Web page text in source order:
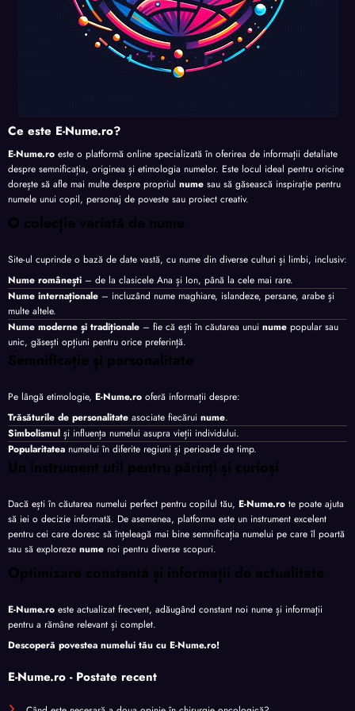
Ce este E-Nume.ro?
E-Nume.ro este o platformă online specializată în oferirea de informații detaliate
despre semnificația, originea și etimologia numelor. Este locul ideal pentru oricine
dorește să afle mai multe despre propriul nume sau să găsească inspirație pentru
numele unui copil, personaj de poveste sau proiect creativ.
O colecție variată de nume
Site-ul cuprinde o bază de date vastă, cu nume din diverse culturi și limbi, inclusiv:
Nume românești – de la clasicele Ana și Ion, până la cele mai rare.
Nume internaționale – incluzând nume maghiare, islandeze, persane, arabe și
multe altele.
Nume moderne și tradiționale – fie că ești în căutarea unui nume popular sau
unic, găsești opțiuni pentru orice preferință.
Semnificație și personalitate
Pe lângă etimologie, E-Nume.ro oferă informații despre:
Trăsăturile de personalitate asociate fiecărui nume.
Simbolismul și influența numelui asupra vieții individului.
Popularitatea numelui în diferite regiuni și perioade de timp.
Un instrument util pentru părinți și curioși
Dacă ești în căutarea numelui perfect pentru copilul tău, E-Nume.ro te poate ajuta
să iei o decizie informată. De asemenea, platforma este un instrument excelent
pentru cei care doresc să înțeleagă mai bine semnificația numelui pe care îl poartă
sau să exploreze nume noi pentru diverse scopuri.
Optimizare constantă și informații de actualitate
E-Nume.ro este actualizat frecvent, adăugând constant noi nume și informații
pentru a rămâne relevant și complet.
Descoperă povestea numelui tău cu E-Nume.ro!
E-Nume.ro - Postate recent